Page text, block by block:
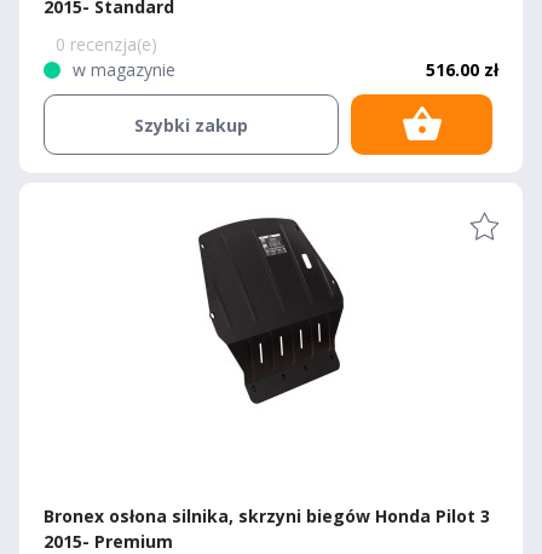
2015- Standard
0 recenzja(e)
w magazynie
516.00 zł
Szybki zakup
Bronex osłona silnika, skrzyni biegów Honda Pilot 3
2015- Premium